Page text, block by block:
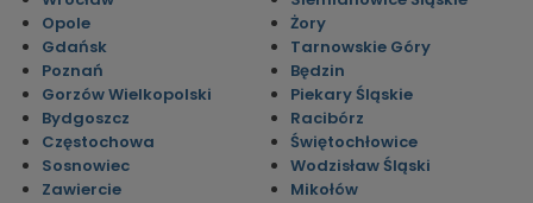
Opole
Gdańsk
Poznań
Gorzów Wielkopolski
Bydgoszcz
Częstochowa
Sosnowiec
Zawiercie
Żory
Tarnowskie Góry
Będzin
Piekary Śląskie
Racibórz
Świętochłowice
Wodzisław Śląski
Mikołów